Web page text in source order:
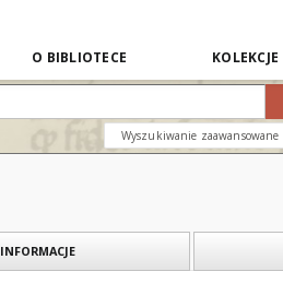
O BIBLIOTECE KOLEKCJE
Wyszukiwanie zaawansowane
INFORMACJE